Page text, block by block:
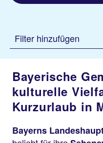
Filter hinzufügen
Bayerische
kulturelle
Kurzurlaub in
Bayerns